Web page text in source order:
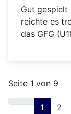
Gut
reichte es
das GFG
Seite 1 von 9
1 2